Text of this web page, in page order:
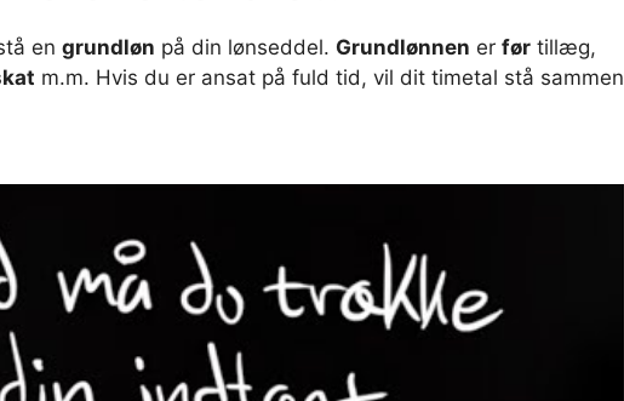
en grundløn på din lønseddel. Grundlønnen er før tillæg,
m.m. Hvis du er ansat på fuld tid, vil dit timetal stå sammen